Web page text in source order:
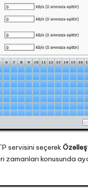
servisini seçerek
zamanları konusunda